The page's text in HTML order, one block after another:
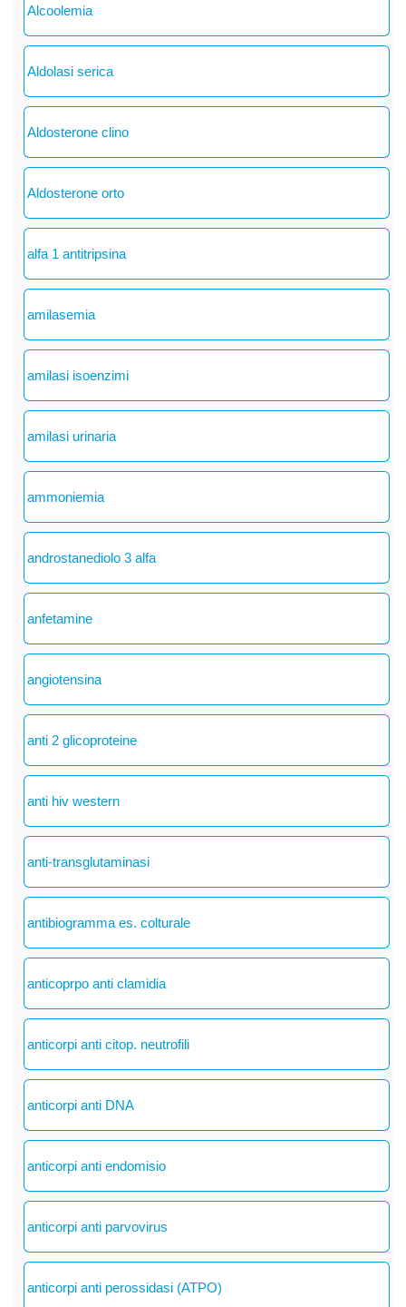
Alcoolemia
Aldolasi serica
Aldosterone clino
Aldosterone orto
alfa 1 antitripsina
amilasemia
amilasi isoenzimi
amilasi urinaria
ammoniemia
androstanediolo 3 alfa
anfetamine
angiotensina
anti 2 glicoproteine
anti hiv western
anti-transglutaminasi
antibiogramma es. colturale
anticoprpo anti clamidia
anticorpi anti citop. neutrofili
anticorpi anti DNA
anticorpi anti endomisio
anticorpi anti parvovirus
anticorpi anti perossidasi (ATPO)